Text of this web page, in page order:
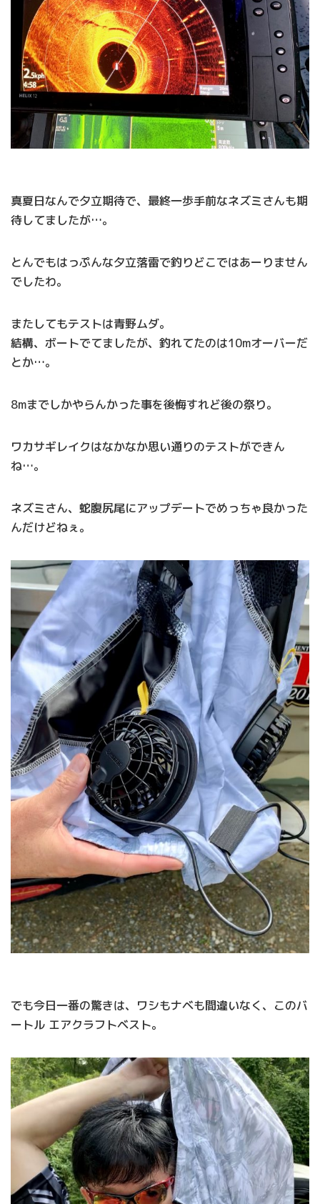
真夏日なんで夕立期待で、最終一歩手前なネズミさんも期
待してましたが…。
とんでもはっぷんな夕立落雷で釣りどこではあーりません
でしたわ。
またしてもテストは青野ムダ。
結構、ボートでてましたが、釣れてたのは10mオーバーだ
とか…。
8mまでしかやらんかった事を後悔すれど後の祭り。
ワカサギレイクはなかなか思い通りのテストができん
ね…。
ネズミさん、蛇腹尻尾にアップデートでめっちゃ良かった
んだけどねぇ。
でも今日一番の驚きは、ワシもナベも間違いなく、このバ
ートル エアクラフトベスト。